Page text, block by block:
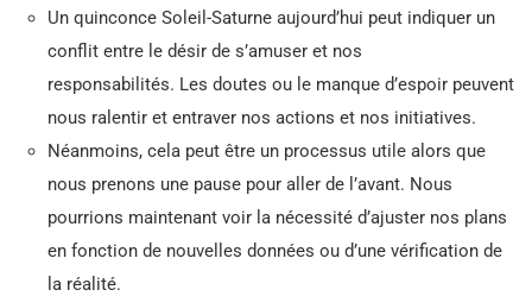
Un quinconce Soleil-Saturne aujourd’hui peut indiquer un
conflit entre le désir de s’amuser et nos
responsabilités. Les doutes ou le manque d’espoir peuvent
nous ralentir et entraver nos actions et nos initiatives.
Néanmoins, cela peut être un processus utile alors que
nous prenons une pause pour aller de l’avant. Nous
pourrions maintenant voir la nécessité d’ajuster nos plans
en fonction de nouvelles données ou d’une vérification de
la réalité.